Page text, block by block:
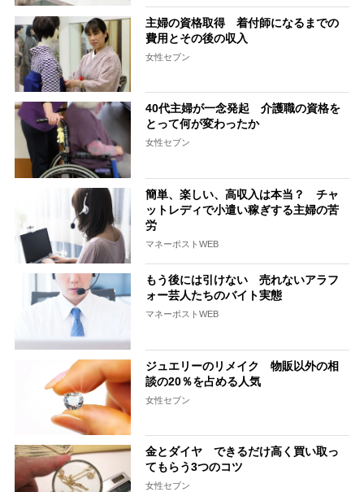
主婦の資格取得 着付師になるまでの
費用とその後の収入
女性セブン
40代主婦が一念発起 介護職の資格を
とって何が変わったか
女性セブン
簡単、楽しい、高収入は本当？ チャ
ットレディで小遣い稼ぎする主婦の苦
労
マネーポストWEB
もう後には引けない 売れないアラフ
ォー芸人たちのバイト実態
マネーポストWEB
ジュエリーのリメイク 物販以外の相
談の20％を占める人気
女性セブン
金とダイヤ できるだけ高く買い取っ
てもらう3つのコツ
女性セブン